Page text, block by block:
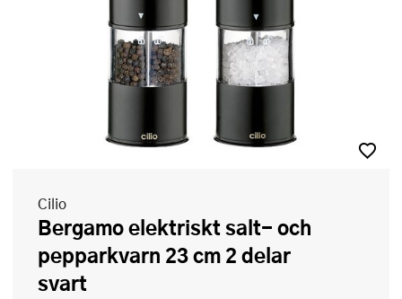
Cilio
Bergamo elektriskt salt- och
pepparkvarn 23 cm 2 delar
svart